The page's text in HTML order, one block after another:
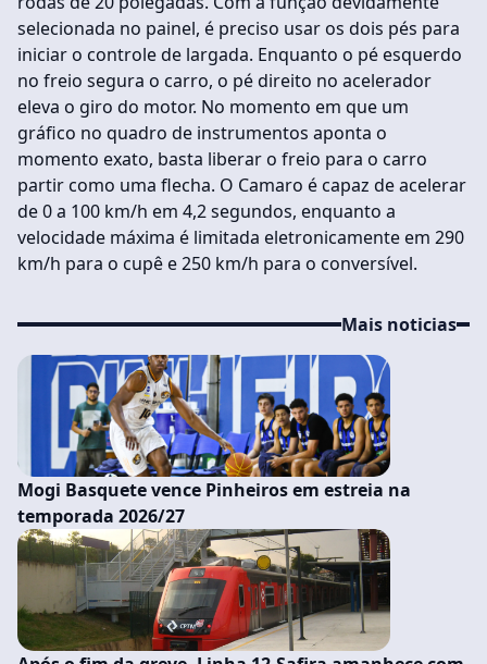
selecionada no painel, é preciso usar os dois pés para
iniciar o controle de largada. Enquanto o pé esquerdo
no freio segura o carro, o pé direito no acelerador
eleva o giro do motor. No momento em que um
gráfico no quadro de instrumentos aponta o
momento exato, basta liberar o freio para o carro
partir como uma flecha. O Camaro é capaz de acelerar
de 0 a 100 km/h em 4,2 segundos, enquanto a
velocidade máxima é limitada eletronicamente em 290
km/h para o cupê e 250 km/h para o conversível.
Mais noticias
Mogi Basquete vence Pinheiros em estreia na
temporada 2026/27